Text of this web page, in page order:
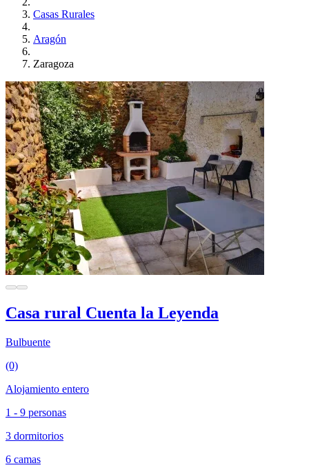
Casas Rurales
Aragón
Zaragoza
Casa rural Cuenta la Leyenda
Bulbuente
(0)
Alojamiento entero
1 - 9 personas
3 dormitorios
6 camas